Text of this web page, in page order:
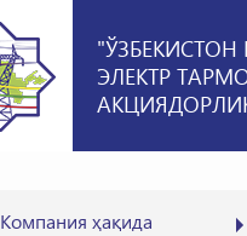
ЭЛЕКТР
Компания ҳақида